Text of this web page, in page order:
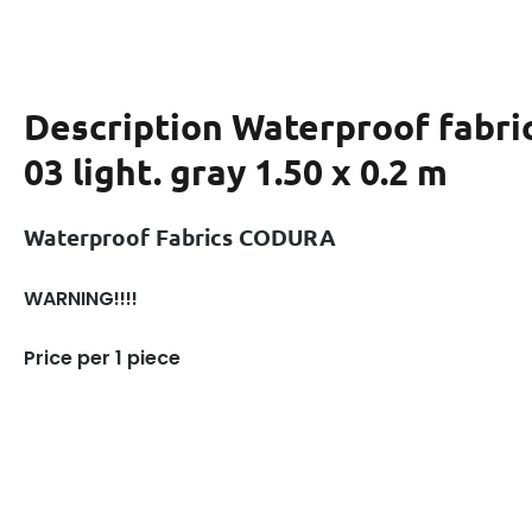
Description Waterproof
03 light. gray 1.50 x 0.2 m
Waterproof Fabrics CODURA
WARNING!!!!
Price per 1 piece